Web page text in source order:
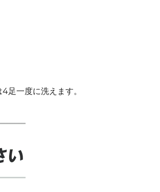
一度に洗えます。